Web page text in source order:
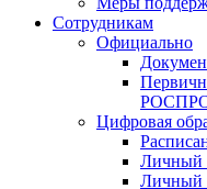
Сотрудникам
Официально
Цифровая
Личный
Личный